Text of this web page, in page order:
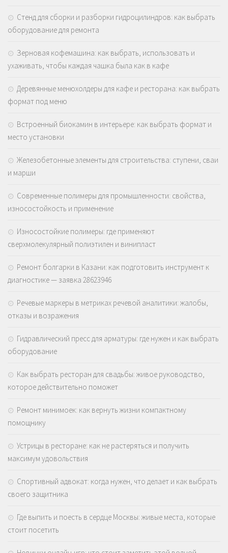
Стенд для сборки и разборки гидроцилиндров: как выбрать
оборудование для ремонта
Зерновая кофемашина: как выбрать, использовать и
ухаживать, чтобы каждая чашка была как в кафе
Деревянные менюхолдеры для кафе и ресторана: как выбрать
формат под меню
Встроенный биокамин в интерьере: как выбрать формат и
место установки
Железобетонные элементы для строительства: ступени, сваи
и марши
Современные полимеры для промышленности: свойства,
износостойкость и применение
Износостойкие полимеры: где применяют
сверхмолекулярный полиэтилен и винипласт
Ремонт болгарки в Казани: как подготовить инструмент к
диагностике — заявка 28623946
Речевые маркеры в метриках речевой аналитики: жалобы,
отказы и возражения
Гидравлический пресс для арматуры: где нужен и как выбрать
оборудование
Как выбрать ресторан для свадьбы: живое руководство,
которое действительно поможет
Ремонт минимоек: как вернуть жизни компактному
помощнику
Устрицы в ресторане: как не растеряться и получить
максимум удовольствия
Спортивный адвокат: когда нужен, что делает и как выбрать
своего защитника
Где выпить и поесть в сердце Москвы: живые места, которые
стоит посетить